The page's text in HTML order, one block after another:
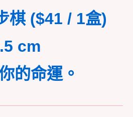
棋 ($41 / 1盒)
cm
的命運。